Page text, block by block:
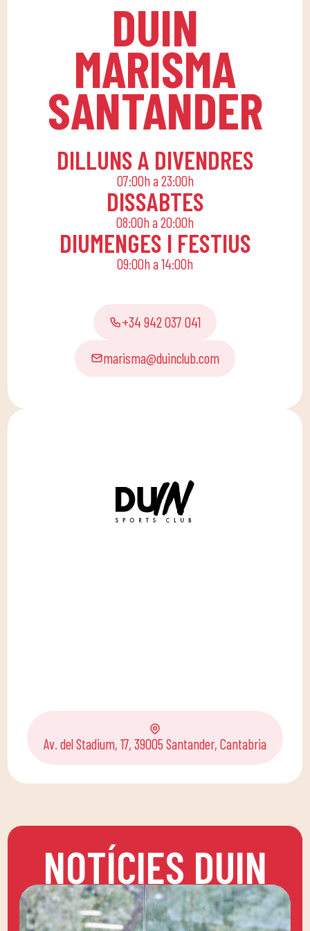
ambient divertit que
companyonia.Per això,
apostem per una quota
familiar que permeti a
tota la família conciliar
la seva rutina diària
amb una vida activa,
oferint activitats
lúdiques i educatives
perquè els petits de
casa gaudeixin sols o en
experts.
DUIN
MARISMA
SANTANDER
DILLUNS A DIVENDRES
07:00h a 23:00h
DISSABTES
08:00h a 20:00h
DIUMENGES I FESTIUS
09:00h a 14:00h
+34 942 037 041
marisma@duinclub.com
Av. del Stadium, 17, 39005 Santander, Cantabria
NOTÍCIES DUIN